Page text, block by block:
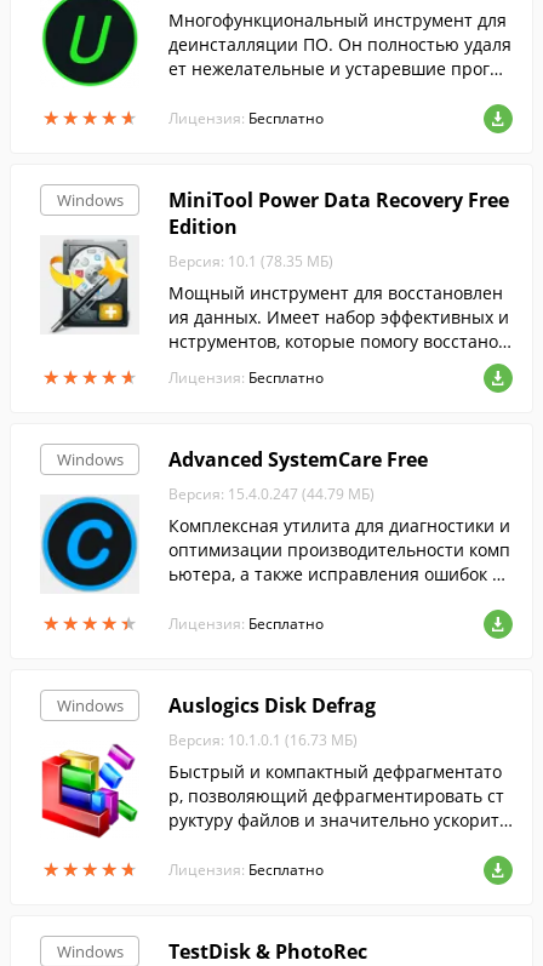
★★★★★
★★★★★
Многофункциональный инструмент для
деинсталляции ПО. Он полностью удаля
ет нежелательные и устаревшие програ
авляя истории их существования в сист
Лицензия: Бесплатно
Windows
★★★★★
★★★★★
MiniTool Power Data Recovery Free
Edition
Версия: 10.1 (78.35 МБ)
Мощный инструмент для восстановлен
ия данных. Имеет набор эффективных и
нструментов, которые помогу восстанов
Лицензия: Бесплатно
Windows
★★★★★
★★★★★
Advanced SystemCare Free
Версия: 15.4.0.247 (44.79 МБ)
Комплексная утилита для диагностики и
оптимизации производительности комп
ьютера, а также исправления ошибок си
Лицензия: Бесплатно
Windows
★★★★★
★★★★★
Auslogics Disk Defrag
Версия: 10.1.0.1 (16.73 МБ)
Быстрый и компактный дефрагментато
р, позволяющий дефрагментировать ст
руктуру файлов и значительно ускорить
ий....
Лицензия: Бесплатно
Windows TestDisk & PhotoRec